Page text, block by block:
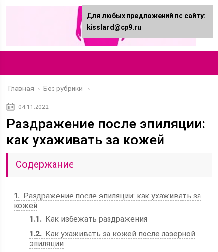
Главная › Без рубрики
04.11.2022
Раздражение после эпиляции:
как ухаживать за кожей
Содержание
1
Раздражение после эпиляции: как ухаживать за
кожей
1.1
Как избежать раздражения
1.2
Как ухаживать за кожей после лазерной
эпиляции
Для любых предложений по сайту:
kissland@cp9.ru